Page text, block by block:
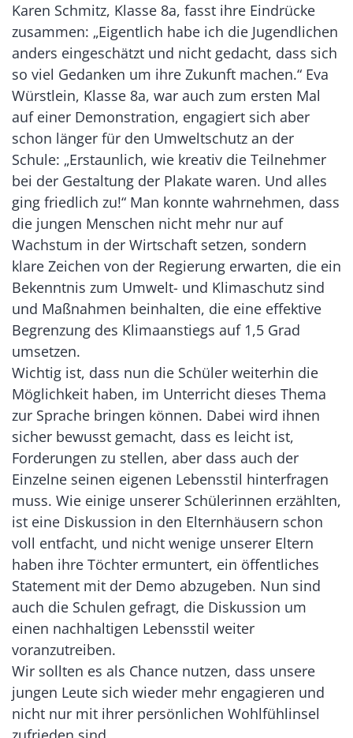
Karen Schmitz, Klasse 8a, fasst ihre Eindrücke
zusammen: „Eigentlich habe ich die Jugendlichen
anders eingeschätzt und nicht gedacht, dass sich
so viel Gedanken um ihre Zukunft machen.“ Eva
Würstlein, Klasse 8a, war auch zum ersten Mal
auf einer Demonstration, engagiert sich aber
schon länger für den Umweltschutz an der
Schule: „Erstaunlich, wie kreativ die Teilnehmer
bei der Gestaltung der Plakate waren. Und alles
ging friedlich zu!“ Man konnte wahrnehmen, dass
die jungen Menschen nicht mehr nur auf
Wachstum in der Wirtschaft setzen, sondern
klare Zeichen von der Regierung erwarten, die ein
Bekenntnis zum Umwelt- und Klimaschutz sind
und Maßnahmen beinhalten, die eine effektive
Begrenzung des Klimaanstiegs auf 1,5 Grad
umsetzen.
Wichtig ist, dass nun die Schüler weiterhin die
Möglichkeit haben, im Unterricht dieses Thema
zur Sprache bringen können. Dabei wird ihnen
sicher bewusst gemacht, dass es leicht ist,
Forderungen zu stellen, aber dass auch der
Einzelne seinen eigenen Lebensstil hinterfragen
muss. Wie einige unserer Schülerinnen erzählten,
ist eine Diskussion in den Elternhäusern schon
voll entfacht, und nicht wenige unserer Eltern
haben ihre Töchter ermuntert, ein öffentliches
Statement mit der Demo abzugeben. Nun sind
auch die Schulen gefragt, die Diskussion um
einen nachhaltigen Lebensstil weiter
voranzutreiben.
Wir sollten es als Chance nutzen, dass unsere
jungen Leute sich wieder mehr engagieren und
nicht nur mit ihrer persönlichen Wohlfühlinsel